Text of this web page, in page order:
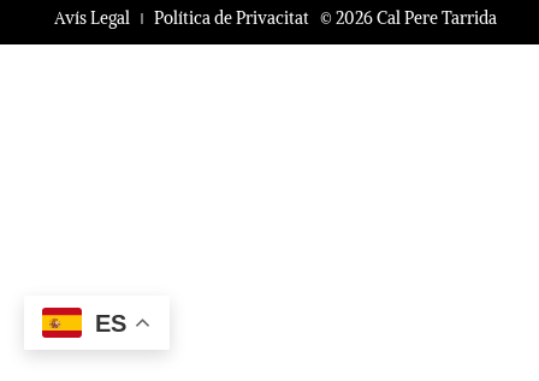
© 2026 Cal Pere Tarrida
Avís Legal Política de Privacitat
ES